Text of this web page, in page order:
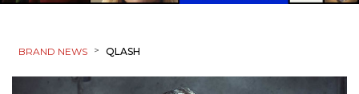
BRAND NEWS > QLASH